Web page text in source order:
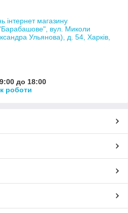
інтернет магазину
вул. Миколи
Ульянова), д. 54, Харків,
до 18:00
роботи